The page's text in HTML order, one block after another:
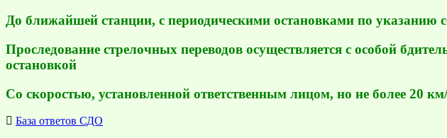
До ближайшей станции, с периодическими остановками по указанию
Проследование стрелочных переводов осуществляется с особой
остановкой
Со скоростью, установленной ответственным лицом, но не более 20
База ответов СДО